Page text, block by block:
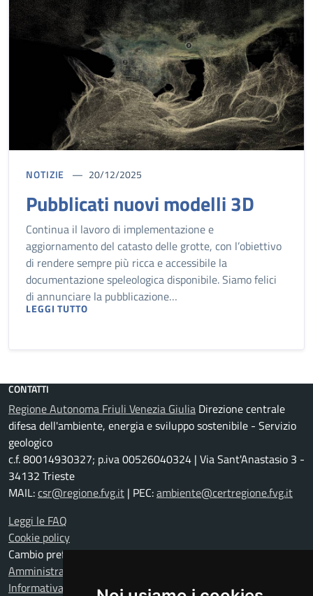
NOTIZIE 20/12/2025
Pubblicati nuovi modelli 3D
Continua il lavoro di implementazione e
aggiornamento del catasto delle grotte, con l’obiettivo
di rendere sempre più ricca e accessibile la
documentazione speleologica disponibile. Siamo felici
di annunciare la pubblicazione…
LEGGI TUTTO
CONTATTI
Regione Autonoma Friuli Venezia Giulia Direzione centrale
difesa dell'ambiente, energia e sviluppo sostenibile - Servizio
geologico
c.f. 80014930327; p.iva 00526040324 | Via Sant'Anastasio 3 -
34132 Trieste
MAIL:csr@regione.fvg.it | PEC:ambiente@certregione.fvg.it
Leggi le FAQ
Cookie policy
Cambio preferenze cookie
Amministrazione trasparente
Informativa privacy